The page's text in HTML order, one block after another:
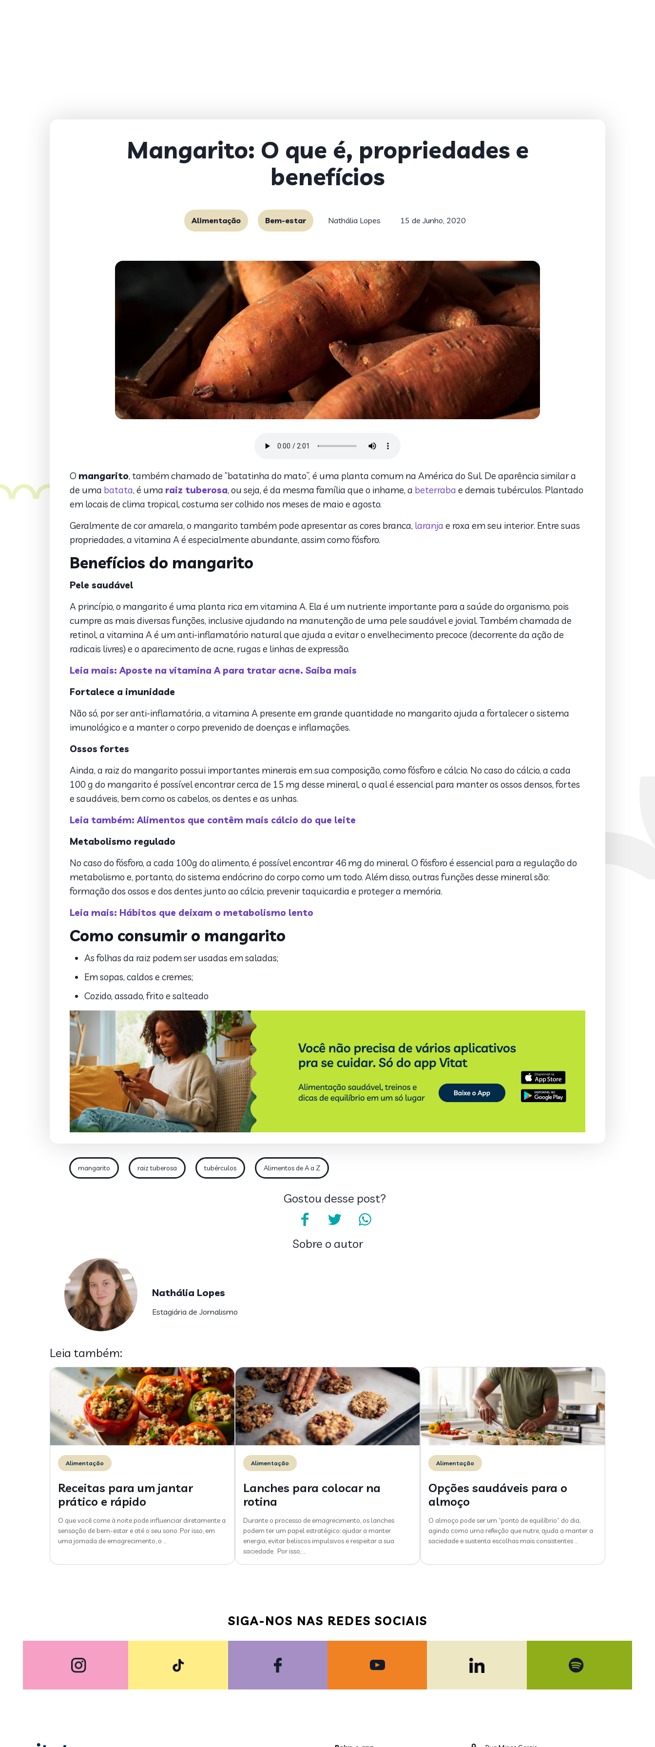
Mangarito: O que é, propriedades e
benefícios
Alimentação Bem-estar Nathália Lopes 15 de Junho, 2020
O mangarito, também chamado de “batatinha do mato”, é uma planta comum na América do Sul. De aparência similar a
de uma batata, é uma raiz tuberosa, ou seja, é da mesma família que o inhame, a beterraba e demais tubérculos. Plantado
em locais de clima tropical, costuma ser colhido nos meses de maio e agosto.
Geralmente de cor amarela, o mangarito também pode apresentar as cores branca, laranja e roxa em seu interior. Entre suas
propriedades, a vitamina A é especialmente abundante, assim como fósforo.
Benefícios do mangarito
Pele saudável
A princípio, o mangarito é uma planta rica em vitamina A. Ela é um nutriente importante para a saúde do organismo, pois
cumpre as mais diversas funções, inclusive ajudando na manutenção de uma pele saudável e jovial. Também chamada de
retinol, a vitamina A é um anti-inflamatório natural que ajuda a evitar o envelhecimento precoce (decorrente da ação de
radicais livres) e o aparecimento de acne, rugas e linhas de expressão.
Leia mais: Aposte na vitamina A para tratar acne. Saiba mais
Fortalece a imunidade
Não só, por ser anti-inflamatória, a vitamina A presente em grande quantidade no mangarito ajuda a fortalecer o sistema
imunológico e a manter o corpo prevenido de doenças e inflamações.
Ossos fortes
Ainda, a raiz do mangarito possui importantes minerais em sua composição, como fósforo e cálcio. No caso do cálcio, a cada
100 g do mangarito é possível encontrar cerca de 15 mg desse mineral, o qual é essencial para manter os ossos densos, fortes
e saudáveis, bem como os cabelos, os dentes e as unhas.
Leia também: Alimentos que contêm mais cálcio do que leite
Metabolismo regulado
No caso do fósforo, a cada 100g do alimento, é possível encontrar 46 mg do mineral. O fósforo é essencial para a regulação do
metabolismo e, portanto, do sistema endócrino do corpo como um todo. Além disso, outras funções desse mineral são:
formação dos ossos e dos dentes junto ao cálcio, prevenir taquicardia e proteger a memória.
Leia mais: Hábitos que deixam o metabolismo lento
Como consumir o mangarito
As folhas da raiz podem ser usadas em saladas;
Em sopas, caldos e cremes;
Cozido, assado, frito e salteado
mangarito raiz tuberosa tubérculos Alimentos de A a Z
Gostou desse post?
Sobre o autor
Nathália Lopes
Estagiária de Jornalismo
Leia também:
Alimentação
Receitas para um jantar
prático e rápido
O que você come à noite pode influenciar diretamente a
sensação de bem-estar e até o seu sono. Por isso, em
uma jornada de emagrecimento, o …
Alimentação
Lanches para colocar na
rotina
Durante o processo de emagrecimento, os lanches
podem ter um papel estratégico: ajudar a manter
energia, evitar beliscos impulsivos e respeitar a sua
saciedade. Por isso, …
Alimentação
Opções saudáveis para o
almoço
O almoço pode ser um “ponto de equilíbrio” do dia,
agindo como uma refeição que nutre, ajuda a manter a
saciedade e sustenta escolhas mais consistentes …
SIGA-NOS NAS REDES SOCIAIS